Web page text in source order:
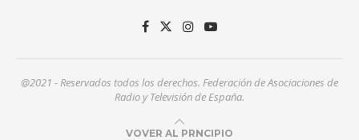
@2021 - Reservados todos los derechos. Federación de Asociaciones de
Radio y Televisión de España.
VOVER AL PRNCIPIO